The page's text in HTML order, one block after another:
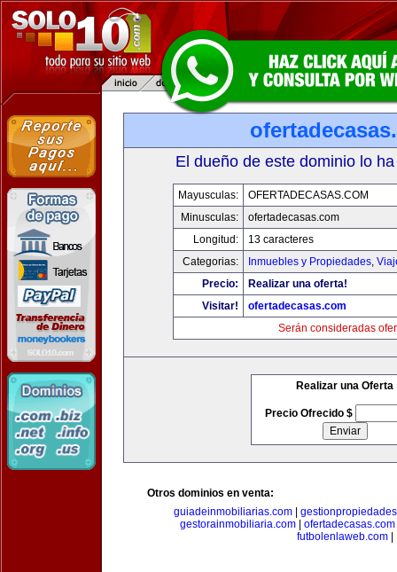
El dueño de este dominio lo
Mayusculas:
OFERTADECASAS.COM
Minusculas:
ofertadecasas.com
Longitud:
13 caracteres
Categorias:
Inmuebles y Propiedades,
Precio:
Realizar una oferta!
Visitar!
ofertadecasas.com
Serán consideradas
Realizar una Oferta
Precio Ofrecido $
Otros dominios en venta:
guiadeinmobiliarias.com|
gestorainmobiliaria.com| ofertadecasas.com
futbolenlaweb.com|